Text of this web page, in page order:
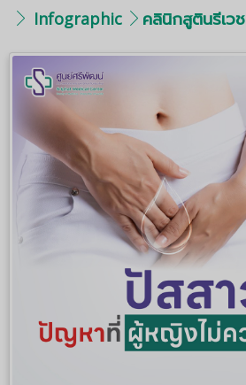
Infographic คลินิกสูตินรีเวช